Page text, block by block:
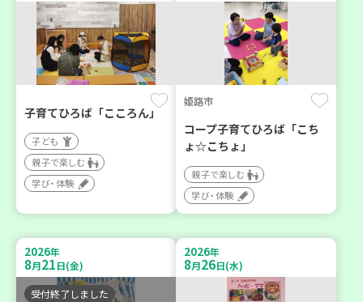
子育てひろば「こころん」
子ども
親子で楽しむ
学び・体験
姫路市
コープ子育てひろば「こち
ょ☆こちょ」
親子で楽しむ
学び・体験
2026年
8月21日(金)
受付終了しました
2026年
8月26日(水)